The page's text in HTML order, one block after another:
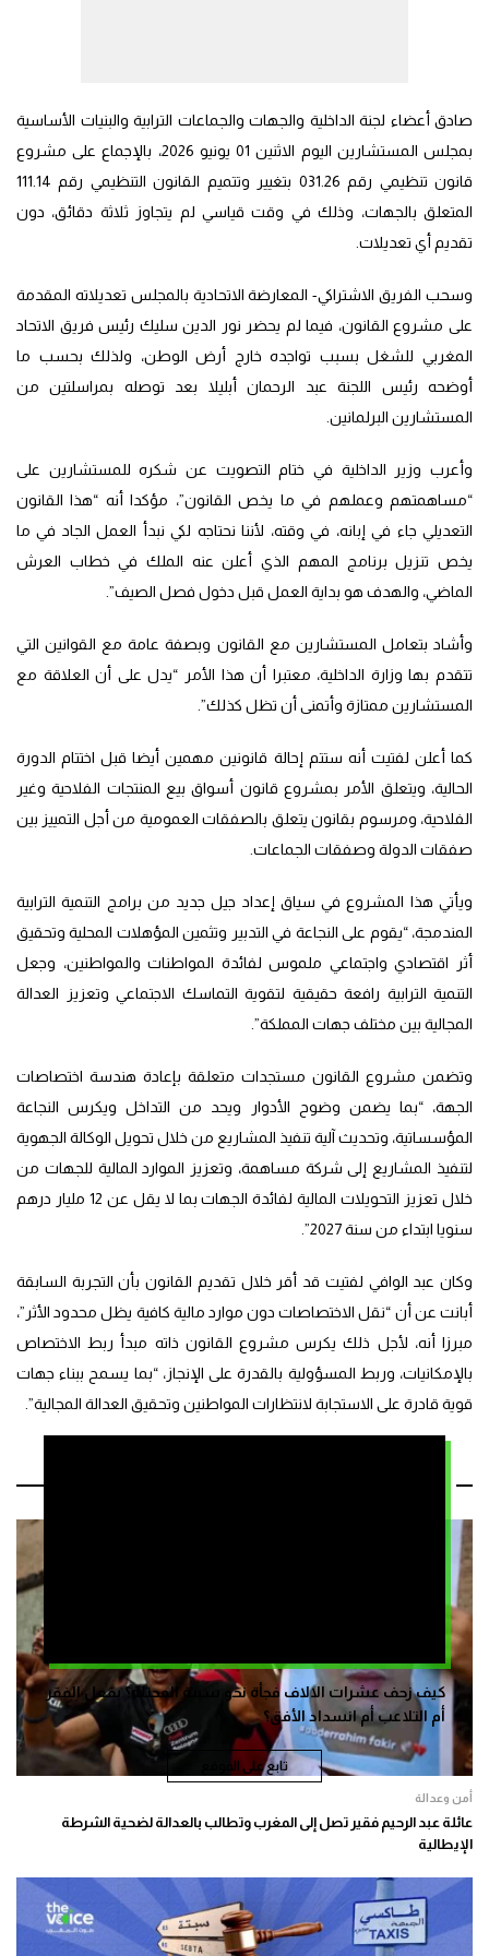
كيف زحف عشرات الالاف فجأة نحو سبتة المحتلة؟ بفعل الفقر
أم التلاعب أم انسداد الأفق؟
تابع على الموقع
صادق أعضاء لجنة الداخلية والجهات والجماعات الترابية والبنيات الأساسية
بمجلس المستشارين اليوم الاثنين 01 يونيو 2026، بالإجماع على مشروع
قانون تنظيمي رقم 031.26 بتغيير وتتميم القانون التنظيمي رقم 111.14
المتعلق بالجهات، وذلك في وقت قياسي لم يتجاوز ثلاثة دقائق، دون
تقديم أي تعديلات.
وسحب الفريق الاشتراكي- المعارضة الاتحادية بالمجلس تعديلاته المقدمة
على مشروع القانون، فيما لم يحضر نور الدين سليك رئيس فريق الاتحاد
المغربي للشغل بسبب تواجده خارج أرض الوطن، ولذلك بحسب ما
أوضحه رئيس اللجنة عبد الرحمان أبليلا بعد توصله بمراسلتين من
المستشارين البرلمانين.
وأعرب وزير الداخلية في ختام التصويت عن شكره للمستشارين على
“مساهمتهم وعملهم في ما يخص القانون”، مؤكدا أنه “هذا القانون
التعديلي جاء في إبانه، في وقته، لأننا نحتاجه لكي نبدأ العمل الجاد في ما
يخص تنزيل برنامج المهم الذي أعلن عنه الملك في خطاب العرش
الماضي، والهدف هو بداية العمل قبل دخول فصل الصيف”.
وأشاد بتعامل المستشارين مع القانون وبصفة عامة مع القوانين التي
تتقدم بها وزارة الداخلية، معتبرا أن هذا الأمر “يدل على أن العلاقة مع
المستشارين ممتازة وأتمنى أن تظل كذلك”.
كما أعلن لفتيت أنه ستتم إحالة قانونين مهمين أيضا قبل اختتام الدورة
الحالية، ويتعلق الأمر بمشروع قانون أسواق بيع المنتجات الفلاحية وغير
الفلاحية، ومرسوم بقانون يتعلق بالصفقات العمومية من أجل التمييز بين
صفقات الدولة وصفقات الجماعات.
ويأتي هذا المشروع في سياق إعداد جيل جديد من برامج التنمية الترابية
المندمجة، “يقوم على النجاعة في التدبير وتثمين المؤهلات المحلية وتحقيق
أثر اقتصادي واجتماعي ملموس لفائدة المواطنات والمواطنين، وجعل
التنمية الترابية رافعة حقيقية لتقوية التماسك الاجتماعي وتعزيز العدالة
المجالية بين مختلف جهات المملكة”.
وتضمن مشروع القانون مستجدات متعلقة بإعادة هندسة اختصاصات
الجهة، “بما يضمن وضوح الأدوار ويحد من التداخل ويكرس النجاعة
المؤسساتية، وتحديث آلية تنفيذ المشاريع من خلال تحويل الوكالة الجهوية
لتنفيذ المشاريع إلى شركة مساهمة، وتعزيز الموارد المالية للجهات من
خلال تعزيز التحويلات المالية لفائدة الجهات بما لا يقل عن 12 مليار درهم
سنويا ابتداء من سنة 2027”.
وكان عبد الوافي لفتيت قد أقر خلال تقديم القانون بأن التجربة السابقة
أبانت عن أن “نقل الاختصاصات دون موارد مالية كافية يظل محدود الأثر”،
مبرزا أنه، لأجل ذلك يكرس مشروع القانون ذاته مبدأ ربط الاختصاص
بالإمكانيات، وربط المسؤولية بالقدرة على الإنجاز، “بما يسمح ببناء جهات
قوية قادرة على الاستجابة لانتظارات المواطنين وتحقيق العدالة المجالية”.
أمن وعدالة
عائلة عبد الرحيم فقير تصل إلى المغرب وتطالب بالعدالة لضحية الشرطة
الإيطالية